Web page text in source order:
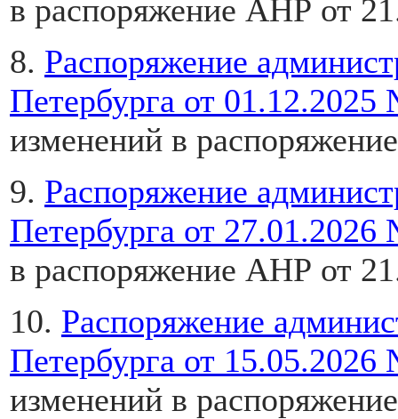
в распоряжение АНР от
8. Распоряжение
Петербурга от
изменений в
9. Распоряжение
Петербурга от
в распоряжение АНР от
10. Распоряжение
Петербурга от
изменений в